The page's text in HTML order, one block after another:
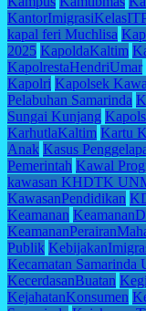
kapal feri Muchlisa
2025 KapoldaKaltim
KapolrestaHendriUmar
Kapolri Kapolsek
Pelabuhan Samarinda
Sungai Kunjang
KarhutlaKaltim Kartu
Anak Kasus
Pemerintah Kawal
kawasan KHDTK
KawasanPendidikan
Keamanan
Publik
Kecamatan Samarinda
KecerdasanBuatan
KejahatanKonsumen